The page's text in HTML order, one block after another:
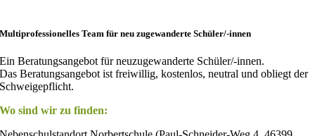
Multiprofessionelles Team für neu zugewanderte Schüler/-innen
Ein Beratungsangebot für neuzugewanderte Schüler/-innen.
Das Beratungsangebot ist freiwillig, kostenlos, neutral und obliegt der
Schweigepflicht.
Wo sind wir zu finden: